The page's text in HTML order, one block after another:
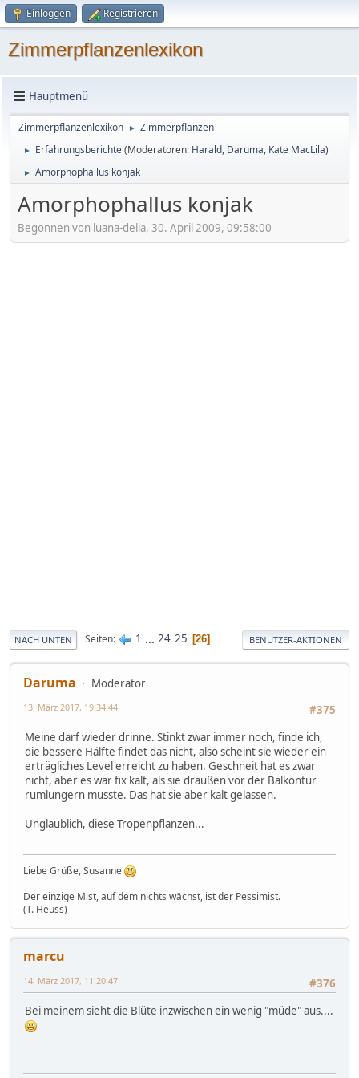
Einloggen Registrieren
Zimmerpflanzenlexikon
Hauptmenü
Zimmerpflanzenlexikon ► Zimmerpflanzen
► Erfahrungsberichte(Moderatoren: Harald, Daruma, Kate MacLila)
► Amorphophallus konjak
Amorphophallus konjak
Begonnen von luana-delia, 30. April 2009, 09:58:00
NACH UNTEN Seiten 1 ... 24 25 26 BENUTZER-AKTIONEN
Daruma
Moderator
#375
13. März 2017, 19:34:44
Meine darf wieder drinne. Stinkt zwar immer noch, finde ich,
die bessere Hälfte findet das nicht, also scheint sie wieder ein
erträgliches Level erreicht zu haben. Geschneit hat es zwar
nicht, aber es war fix kalt, als sie draußen vor der Balkontür
rumlungern musste. Das hat sie aber kalt gelassen.
Unglaublich, diese Tropenpflanzen...
Liebe Grüße, Susanne
Der einzige Mist, auf dem nichts wächst, ist der Pessimist.
(T. Heuss)
marcu
#376
14. März 2017, 11:20:47
Bei meinem sieht die Blüte inzwischen ein wenig "müde" aus....